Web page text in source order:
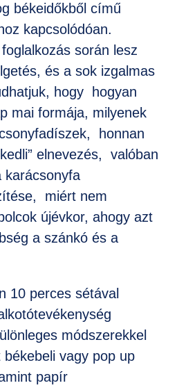
békeidőkből című
kapcsolódóan.
során lesz
és a sok izgalmas
hogy hogyan
mai formája, milyenek
honnan
elnevezés, valóban
karácsonyfa
miért nem
újévkor, ahogy azt
a szánkó és a
10 perces sétával
módszerekkel
vagy pop up
papír